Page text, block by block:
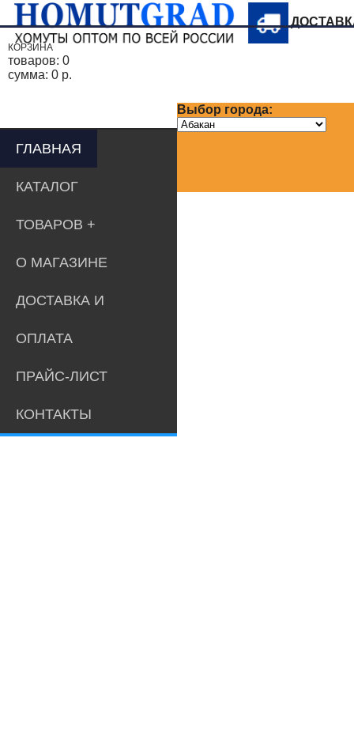
Выбор города:
КОРЗИНА
товаров: 0
сумма: 0 р.
ГЛАВНАЯ
КАТАЛОГ
ТОВАРОВ
О МАГАЗИНЕ
ДОСТАВКА И
ОПЛАТА
ПРАЙС-ЛИСТ
КОНТАКТЫ